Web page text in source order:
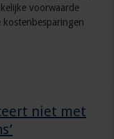
voorwaarde
niet met